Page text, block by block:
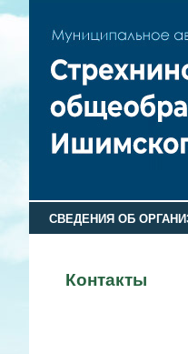
СВЕДЕНИЯ ОБ
Контакты